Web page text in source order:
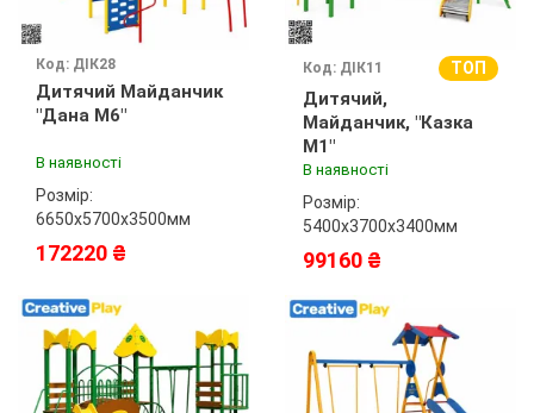
Код: ДІК28
Дитячий Майданчик
"Дана М6"
В наявності
Розмір:
6650х5700х3500мм
172220 ₴
Код: ДІК11 ТОП
Дитячий,
Майданчик, "Казка
М1"
В наявності
Розмір:
5400х3700х3400мм
99160 ₴